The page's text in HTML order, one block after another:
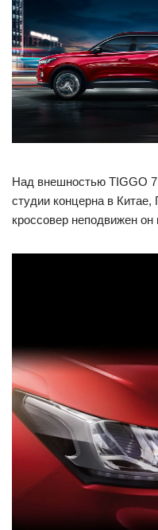
Над внешностью TIGGO
студии концерна в
кроссовер неподвижен